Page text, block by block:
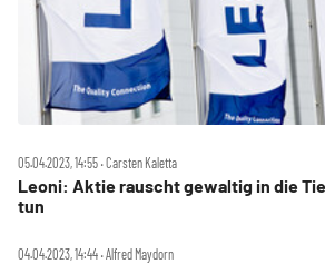
05.04.2023, 14:55 ‧ Carsten Kaletta
Leoni: Aktie rauscht gewaltig in die
tun
04.04.2023, 14:44 ‧ Alfred Maydorn